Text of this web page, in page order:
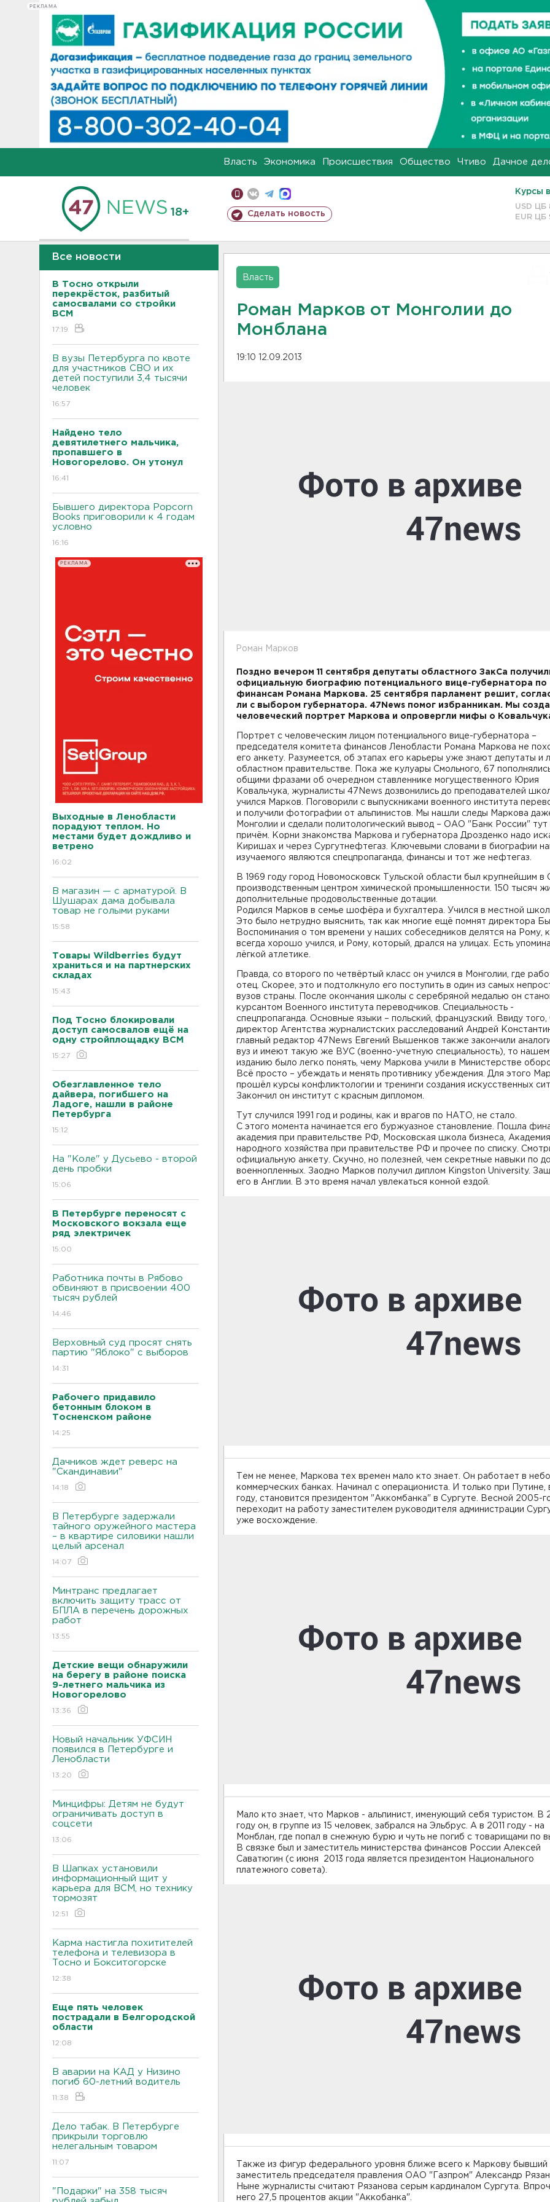
РЕКЛАМА
Власть Экономика Происшествия Общество Чтиво Дачное
18+ Сделать новость
Курсы
USD ЦБ
EUR ЦБ
Все новости
В Тосно открыли
перекрёсток, разбитый
самосвалами со стройки
ВСМ
17:19
В вузы Петербурга по квоте
для участников СВО и их
детей поступили 3,4 тысячи
человек
16:57
Найдено тело
девятилетнего мальчика,
пропавшего в
Новогорелово. Он утонул
16:41
Бывшего директора Popcorn
Books приговорили к 4 годам
условно
16:16
РЕКЛАМА
Выходные в Ленобласти
порадуют теплом. Но
местами будет дождливо и
ветрено
16:02
В магазин — с арматурой. В
Шушарах дама добывала
товар не голыми руками
15:58
Товары Wildberries будут
храниться и на партнерских
складах
15:43
Под Тосно блокировали
доступ самосвалов ещё на
одну стройплощадку ВСМ
15:27
Обезглавленное тело
дайвера, погибшего на
Ладоге, нашли в районе
Петербурга
15:12
На "Коле" у Дусьево - второй
день пробки
15:06
В Петербурге переносят с
Московского вокзала еще
ряд электричек
15:00
Работника почты в Рябово
обвиняют в присвоении 400
тысяч рублей
14:46
Верховный суд просят снять
партию "Яблоко" с выборов
14:31
Рабочего придавило
бетонным блоком в
Тосненском районе
14:25
Дачников ждет реверс на
"Скандинавии"
14:18
В Петербурге задержали
тайного оружейного мастера
– в квартире силовики нашли
целый арсенал
14:07
Минтранс предлагает
включить защиту трасс от
БПЛА в перечень дорожных
работ
13:55
Детские вещи обнаружили
на берегу в районе поиска
9-летнего мальчика из
Новогорелово
13:36
Новый начальник УФСИН
появился в Петербурге и
Ленобласти
13:20
Минцифры: Детям не будут
ограничивать доступ в
соцсети
13:06
В Шапках установили
информационный щит у
карьера для ВСМ, но технику
тормозят
12:51
Карма настигла похитителей
телефона и телевизора в
Тосно и Бокситогорске
12:38
Еще пять человек
пострадали в Белгородской
области
12:08
В аварии на КАД у Низино
погиб 60-летний водитель
11:38
Дело табак. В Петербурге
прикрыли торговлю
нелегальным товаром
11:07
"Подарки" на 358 тысяч
Власть
Роман Марков от Монголии до
Монблана
19:10 12.09.2013
Роман Марков
Поздно вечером 11 сентября депутаты областного ЗакСа
официальную биографию потенциального вице-губернатора по
финансам Романа Маркова. 25 сентября парламент решит,
ли с выбором губернатора. 47News помог избранникам. Мы
человеческий портрет Маркова и опровергли мифы о
Портрет с человеческим лицом потенциального вице-губернатора –
председателя комитета финансов Ленобласти Романа Маркова не
его анкету. Разумеется, об этапах его карьеры уже знают депутаты и
областном правительстве. Пока же кулуары Смольного, 67
общими фразами об очередном ставленнике могущественного Юрия
Ковальчука, журналисты 47News дозвонились до преподавателей
учился Марков. Поговорили с выпускниками военного института
и получили фотографии от альпинистов. Мы нашли следы Маркова
Монголии и сделали политологический вывод – ОАО "Банк России" тут
причём. Корни знакомства Маркова и губернатора Дрозденко надо
Киришах и через Сургутнефтегаз. Ключевыми словами в биографии
изучаемого являются спецпропаганда, финансы и тот же нефтегаз.
В 1969 году город Новомосковск Тульской области был крупнейшим в
производственным центром химической промышленности. 150 тысяч
дополнительные продовольственные дотации.
Родился Марков в семье шофёра и бухгалтера. Учился в местной
Это было нетрудно выяснить, так как многие ещё помнят директора
Воспоминания о том времени у наших собеседников делятся на Рому,
всегда хорошо учился, и Рому, который, дрался на улицах. Есть
лёгкой атлетике.
Правда, со второго по четвёртый класс он учился в Монголии, где
отец. Скорее, это и подтолкнуло его поступить в один из самых
вузов страны. После окончания школы с серебряной медалью он
курсантом Военного института переводчиков. Специальность -
спецпропаганда. Основные языки – польский, французский. Ввиду того,
директор Агентства журналистских расследований Андрей
главный редактор 47News Евгений Вышенков также закончили
вуз и имеют такую же ВУС (военно-учетную специальность), то
изданию было легко понять, чему Маркова учили в Министерстве
Всё просто – убеждать и менять противнику убеждения. Для этого
прошёл курсы конфликтологии и тренинги создания искусственных
Закончил он институт с красным дипломом.
Тут случился 1991 год и родины, как и врагов по НАТО, не стало.
С этого момента начинается его буржуазное становление. Пошла
академия при правительстве РФ, Московская школа бизнеса, Академия
народного хозяйства при правительстве РФ и прочее по списку.
официальную анкету. Скучно, но полезней, чем секретные навыки по
военнопленных. Заодно Марков получил диплом Kingston University.
его в Англии. В это время начал увлекаться конной ездой.
Тем не менее, Маркова тех времен мало кто знает. Он работает в
коммерческих банках. Начинал с операциониста. И только при Путине,
году, становится президентом "Аккомбанка" в Сургуте. Весной 2005-
переходит на работу заместителем руководителя администрации
уже восхождение.
Мало кто знает, что Марков - альпинист, именующий себя туристом. В
году он, в группе из 15 человек, забрался на Эльбрус. А в 2011 году - на
Монблан, где попал в снежную бурю и чуть не погиб с товарищами по
В связке был и заместитель министерства финансов России Алексей
Саватюгин (с июня 2013 года является президентом Национального
платежного совета).
Также из фигур федерального уровня ближе всего к Маркову бывший
заместитель председателя правления ОАО "Газпром" Александр
Ныне журналисты считают Рязанова серым кардиналом Сургута.
него 27,5 процентов акции "Аккобанка".